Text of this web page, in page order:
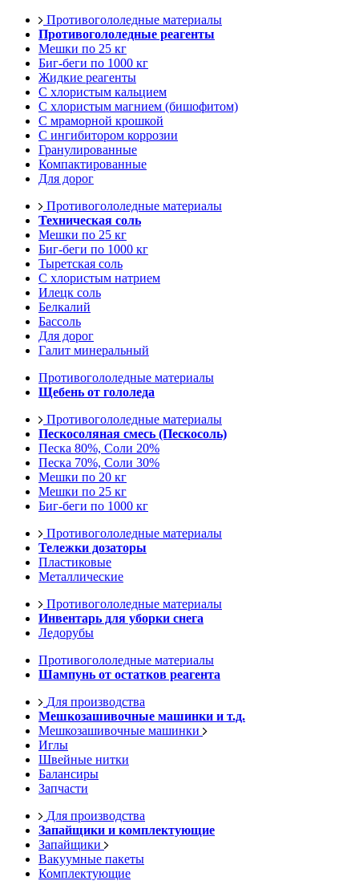
Противогололедные материалы
Противогололедные реагенты
Мешки по 25 кг
Биг-беги по 1000 кг
Жидкие реагенты
С хлористым кальцием
С хлористым магнием (бишофитом)
С мраморной крошкой
С ингибитором коррозии
Гранулированные
Компактированные
Для дорог
Противогололедные материалы
Техническая соль
Мешки по 25 кг
Биг-беги по 1000 кг
Тыретская соль
С хлористым натрием
Илецк соль
Белкалий
Бассоль
Для дорог
Галит минеральный
Противогололедные материалы
Щебень от гололеда
Противогололедные материалы
Пескосоляная смесь (Пескосоль)
Песка 80%, Соли 20%
Песка 70%, Соли 30%
Мешки по 20 кг
Мешки по 25 кг
Биг-беги по 1000 кг
Противогололедные материалы
Тележки дозаторы
Пластиковые
Металлические
Противогололедные материалы
Инвентарь для уборки снега
Ледорубы
Противогололедные материалы
Шампунь от остатков реагента
Для производства
Мешкозашивочные машинки и т.д.
Мешкозашивочные машинки
Иглы
Швейные нитки
Балансиры
Запчасти
Для производства
Запайщики и комплектующие
Запайщики
Вакуумные пакеты
Комплектующие